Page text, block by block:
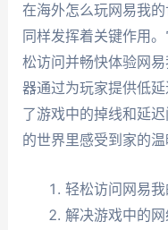
在海外怎么玩网易我
同样发挥着关键作用
松访问并畅快体验网
器通过为玩家提供低
了游戏中的掉线和延
的世界里感受到家的温
轻松访问网易我
解决游戏中的网